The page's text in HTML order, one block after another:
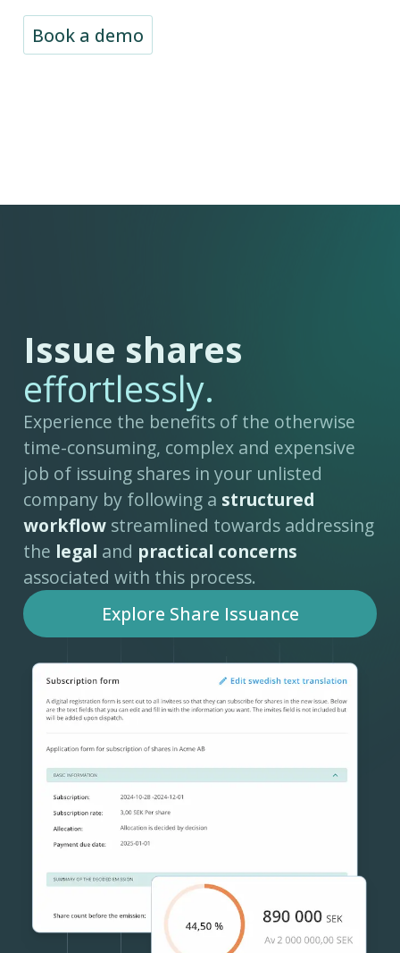
Book a demo
Issue shares
effortlessly.
Experience the benefits of the otherwise
time-consuming, complex and expensive
job of issuing shares in your unlisted
company by following a structured
workflow streamlined towards addressing
the legal and practical concerns
associated with this process.
Explore Share Issuance